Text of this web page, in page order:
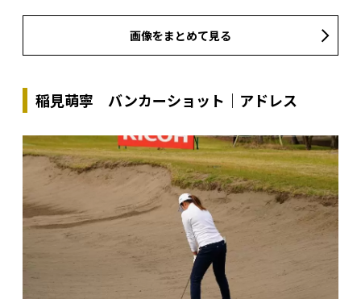
画像をまとめて見る
稲見萌寧 バンカーショット｜アドレス